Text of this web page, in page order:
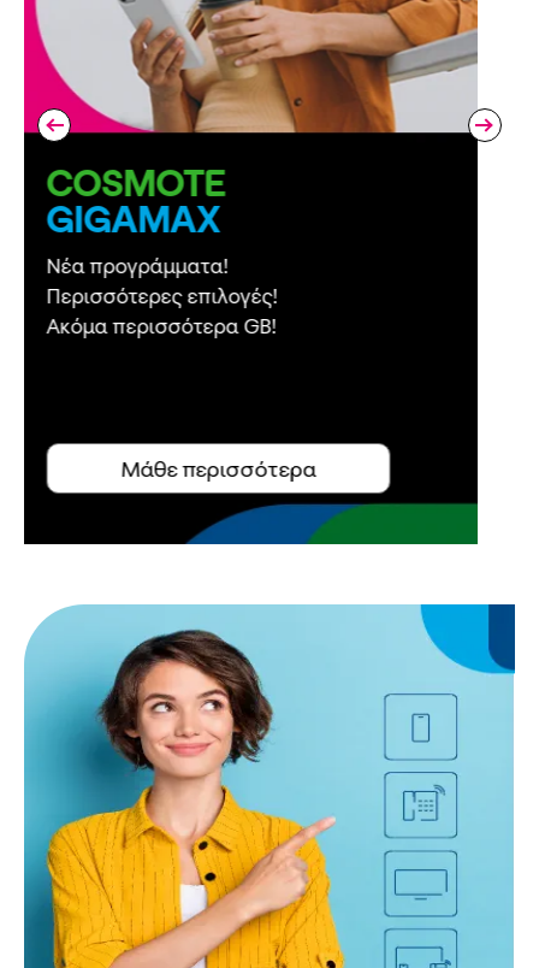
COSMOTE
5G WiFi
Γρήγορο Ιnternet στο σπίτι,
παντού στην Ελλάδα,
ΤΩΡΑ
Μάθε περισσότερα